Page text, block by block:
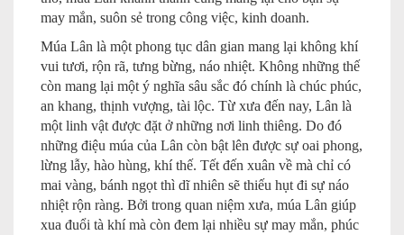
may mắn, suôn sẻ trong công việc, kinh doanh.
Múa Lân là một phong tục dân gian mang lại không khí
vui tươi, rộn rã, tưng bừng, náo nhiệt. Không những thế
còn mang lại một ý nghĩa sâu sắc đó chính là chúc phúc,
an khang, thịnh vượng, tài lộc. Từ xưa đến nay, Lân là
một linh vật được đặt ở những nơi linh thiêng. Do đó
những điệu múa của Lân còn bật lên được sự oai phong,
lừng lẫy, hào hùng, khí thế. Tết đến xuân về mà chỉ có
mai vàng, bánh ngọt thì dĩ nhiên sẽ thiếu hụt đi sự náo
nhiệt rộn ràng. Bởi trong quan niệm xưa, múa Lân giúp
xua đuổi tà khí mà còn đem lại nhiều sự may mắn, phúc